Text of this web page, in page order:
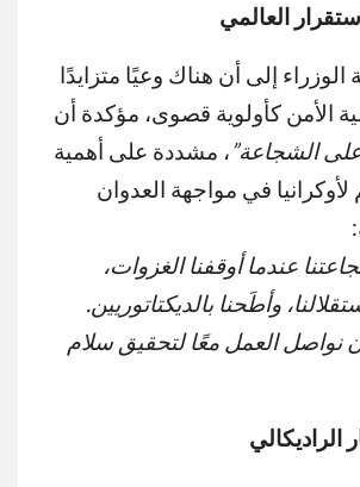
العالمي
إلى أن هناك وعيًا متزايدًا
الأمن كأولوية قصوى، مؤكدة أن
على الشجاعة”، مشددة على أهمية
في مواجهة العدوان
عندما أوقفنا الغزوات،
وأطَحنا بالديكتاتوريين.
نواصل العمل معًا لتحقيق سلام
الراديكالي